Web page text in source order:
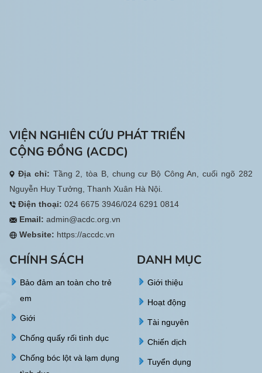
VIỆN NGHIÊN CỨU PHÁT TRIỂN
CỘNG ĐỒNG (ACDC)
Địa chỉ: Tầng 2, tòa B, chung cư Bộ Công An, cuối ngõ 282
Nguyễn Huy Tưởng, Thanh Xuân Hà Nội.
Điện thoại: 024 6675 3946/024 6291 0814
Email: admin@acdc.org.vn
Website: https://accdc.vn
CHÍNH SÁCH
Bảo đảm an toàn cho trẻ
em
Giới
Chống quấy rối tình dục
Chống bóc lột và lạm dụng
DANH MỤC
Giới thiệu
Hoạt động
Tài nguyên
Chiến dịch
Tuyển dụng